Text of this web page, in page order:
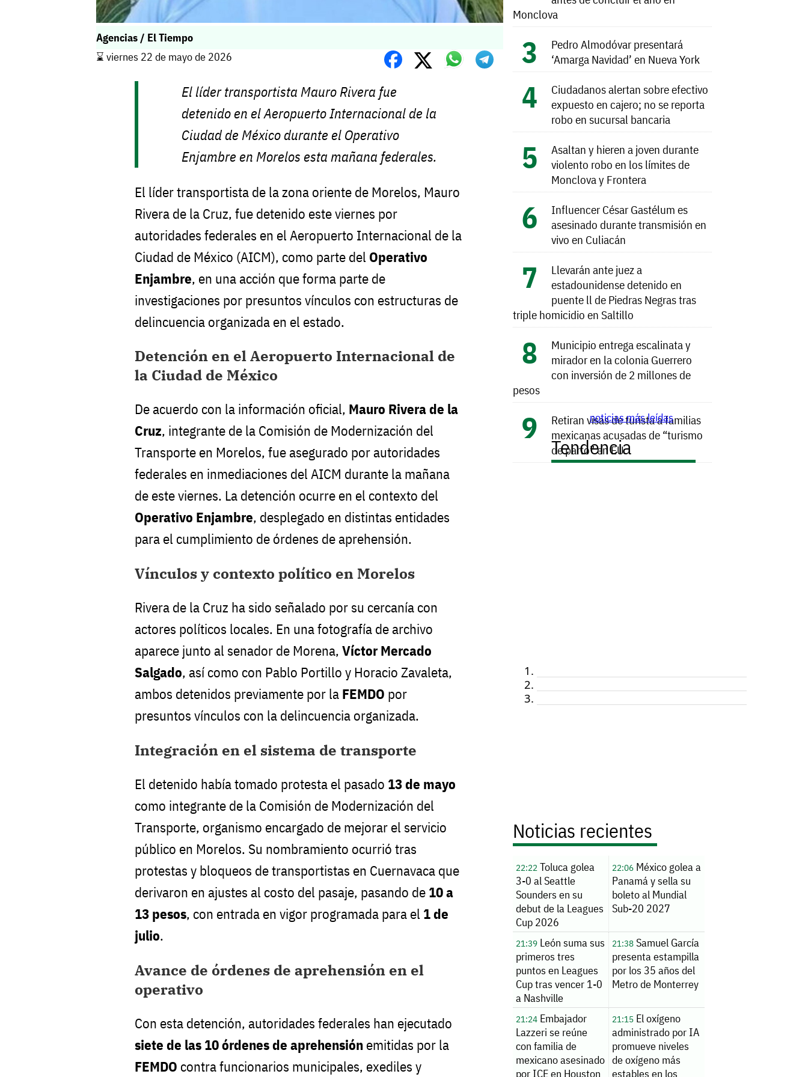
Agencias / El Tiempo
⌛️ viernes 22 de mayo de 2026
El líder transportista Mauro Rivera fue
detenido en el Aeropuerto Internacional de la
Ciudad de México durante el Operativo
Enjambre en Morelos esta mañana federales.
El líder transportista de la zona oriente de Morelos, Mauro
Rivera de la Cruz, fue detenido este viernes por
autoridades federales en el Aeropuerto Internacional de la
Ciudad de México (AICM), como parte del Operativo
Enjambre, en una acción que forma parte de
investigaciones por presuntos vínculos con estructuras de
delincuencia organizada en el estado.
Detención en el Aeropuerto Internacional de
la Ciudad de México
De acuerdo con la información oficial, Mauro Rivera de la
Cruz, integrante de la Comisión de Modernización del
Transporte en Morelos, fue asegurado por autoridades
federales en inmediaciones del AICM durante la mañana
de este viernes. La detención ocurre en el contexto del
Operativo Enjambre, desplegado en distintas entidades
para el cumplimiento de órdenes de aprehensión.
Vínculos y contexto político en Morelos
Rivera de la Cruz ha sido señalado por su cercanía con
actores políticos locales. En una fotografía de archivo
aparece junto al senador de Morena, Víctor Mercado
Salgado, así como con Pablo Portillo y Horacio Zavaleta,
ambos detenidos previamente por la FEMDO por
presuntos vínculos con la delincuencia organizada.
Integración en el sistema de transporte
El detenido había tomado protesta el pasado 13 de mayo
como integrante de la Comisión de Modernización del
Transporte, organismo encargado de mejorar el servicio
público en Morelos. Su nombramiento ocurrió tras
protestas y bloqueos de transportistas en Cuernavaca que
derivaron en ajustes al costo del pasaje, pasando de 10 a
13 pesos, con entrada en vigor programada para el 1 de
julio.
Avance de órdenes de aprehensión en el
operativo
Con esta detención, autoridades federales han ejecutado
siete de las 10 órdenes de aprehensión emitidas por la
FEMDO contra funcionarios municipales, exediles y
Monclova
Pedro Almodóvar presentará
‘Amarga Navidad’ en Nueva York
Ciudadanos alertan sobre efectivo
expuesto en cajero; no se reporta
robo en sucursal bancaria
Asaltan y hieren a joven durante
violento robo en los límites de
Monclova y Frontera
Influencer César Gastélum es
asesinado durante transmisión en
vivo en Culiacán
Llevarán ante juez a
estadounidense detenido en
puente ll de Piedras Negras tras
triple homicidio en Saltillo
Municipio entrega escalinata y
mirador en la colonia Guerrero
con inversión de 2 millones de
pesos
Retiran visas de turista a familias
mexicanas acusadas de “turismo
de parto” en EU
noticias más leídas
Tendencia
Noticias recientes
22:22 Toluca golea
3-0 al Seattle
Sounders en su
debut de la Leagues
Cup 2026
22:06México golea a
Panamá y sella su
boleto al Mundial
Sub-20 2027
21:39 León suma sus
primeros tres
puntos en Leagues
Cup tras vencer 1-0
a Nashville
21:38Samuel García
presenta estampilla
por los 35 años del
Metro de Monterrey
21:24 Embajador
Lazzeri se reúne
con familia de
mexicano asesinado
por ICE en Houston
21:15El oxígeno
administrado por IA
promueve niveles
de oxígeno más
estables en los